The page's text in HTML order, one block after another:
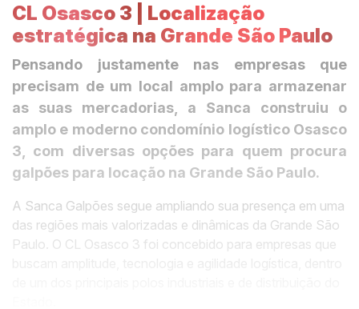
CL Osasco 3 | Localização
estratégica na Grande São Paulo
Pensando justamente nas empresas que
precisam de um local amplo para armazenar
as suas mercadorias, a Sanca construiu o
amplo e moderno condomínio logístico Osasco
3, com diversas opções para quem procura
galpões para locação na Grande São Paulo.
A Sanca Galpões segue ampliando sua presença em uma
das regiões mais valorizadas e dinâmicas da Grande São
Paulo. O CL Osasco 3 foi concebido para empresas que